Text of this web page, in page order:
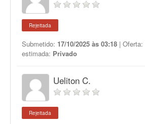
Rejeitada
Submetido: 17/10/2025 às 03:18 | Oferta:
estimada: Privado
Ueliton C.
Rejeitada